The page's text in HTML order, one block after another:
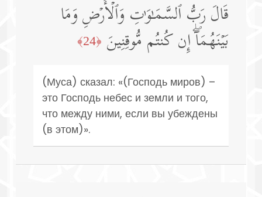
قَالَ رَبُّ ٱلسَّمَـٰوَ ٰ⁠تِ وَٱلۡأَرۡضِ وَمَا
بَیۡنَهُمَاۤۖ إِن كُنتُم مُّوقِنِینَ ﴿24﴾
(Муса) сказал: «(Господь миров) –
это Господь небес и земли и того,
что между ними, если вы убеждены
(в этом)».